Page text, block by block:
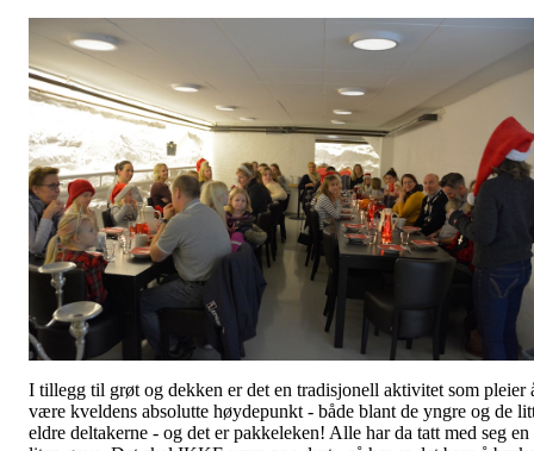
I tillegg til grøt og dekken er det en tradisjonell aktivitet som pleier
være kveldens absolutte høydepunkt - både blant de yngre og de
eldre deltakerne - og det er pakkeleken! Alle har da tatt med seg en